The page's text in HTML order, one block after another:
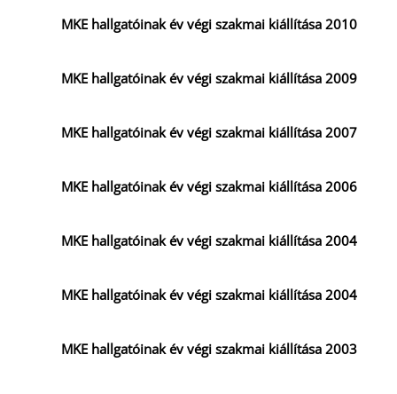
MKE hallgatóinak év végi szakmai kiállítása 2010
MKE hallgatóinak év végi szakmai kiállítása 2009
MKE hallgatóinak év végi szakmai kiállítása 2007
MKE hallgatóinak év végi szakmai kiállítása 2006
MKE hallgatóinak év végi szakmai kiállítása 2004
MKE hallgatóinak év végi szakmai kiállítása 2004
MKE hallgatóinak év végi szakmai kiállítása 2003